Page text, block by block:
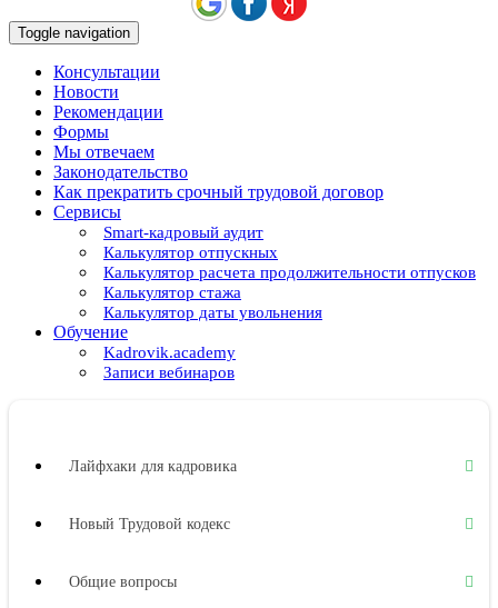
Toggle navigation
Консультации
Новости
Рекомендации
Формы
Мы отвечаем
Законодательство
Как прекратить срочный трудовой договор
Сервисы
Smart-кадровый аудит
Калькулятор отпускных
Калькулятор расчета продолжительности отпусков
Калькулятор стажа
Калькулятор даты увольнения
Обучение
Kadrovik.academy
Записи вебинаров
Лайфхаки для кадровика
Новый Трудовой кодекс
Общие вопросы